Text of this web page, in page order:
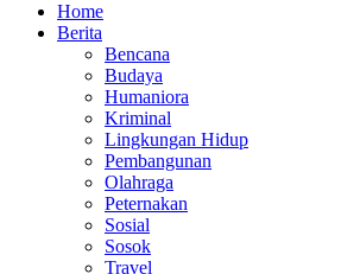
Home
Berita
Bencana
Budaya
Humaniora
Kriminal
Lingkungan Hidup
Pembangunan
Olahraga
Peternakan
Sosial
Sosok
Travel